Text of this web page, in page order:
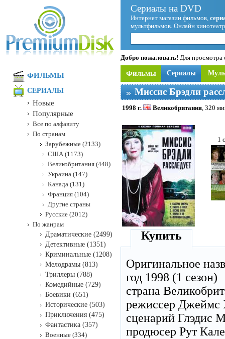
Сериалы на DVD
Интернет магазин фильмов,
мультфильмов. Онлайн
Добро пожаловать! Для просмотра
Фильмы Сериалы
Миссис Брэдли
1998 г. Великобритания, 320
1
Купить
Оригинальное
год 1998 (1 сезон)
страна
режиссер Джеймс
сценарий Глэдис
продюсер Рут
ФИЛЬМЫ
СЕРИАЛЫ
Новые
Популярные
Все по алфавиту
По странам
Зарубежные (2133)
США (1173)
Великобритания (448)
Украина (147)
Канада (131)
Франция (104)
Другие страны
Русские (2012)
По жанрам
Драматические (2499)
Детективные (1351)
Криминальные (1208)
Мелодрамы (813)
Триллеры (788)
Комедийные (729)
Боевики (651)
Исторические (503)
Приключения (475)
Фантастика (357)
Военные (334)